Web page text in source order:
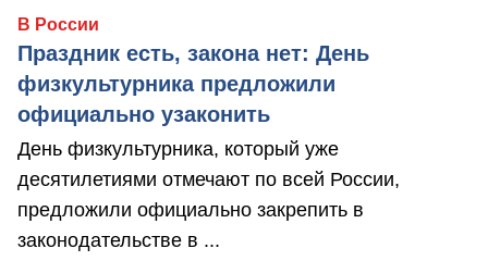
В России
Праздник есть, закона нет: День
физкультурника предложили
официально узаконить
День физкультурника, который уже
десятилетиями отмечают по всей России,
предложили официально закрепить в
законодательстве в ...